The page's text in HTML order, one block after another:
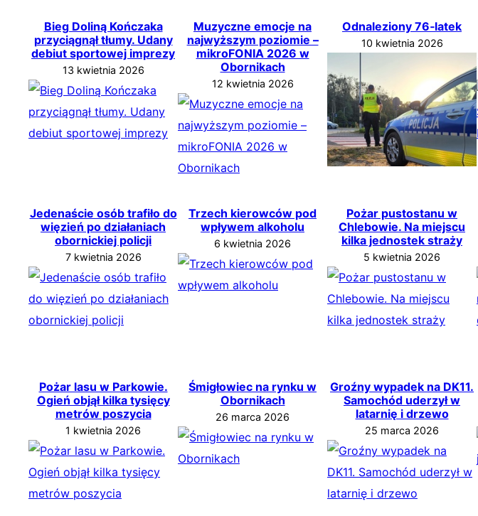
Bieg Doliną Kończaka
przyciągnął tłumy. Udany
debiut sportowej imprezy
13 kwietnia 2026
Muzyczne emocje na
najwyższym poziomie –
mikroFONIA 2026 w
Obornikach
12 kwietnia 2026
Odnaleziony 76‑latek
10 kwietnia 2026
Jedenaście osób trafiło do
więzień po działaniach
obornickiej policji
7 kwietnia 2026
Trzech kierowców pod
wpływem alkoholu
6 kwietnia 2026
Pożar pustostanu w
Chlebowie. Na miejscu
kilka jednostek straży
5 kwietnia 2026
Pożar lasu w Parkowie.
Ogień objął kilka tysięcy
metrów poszycia
1 kwietnia 2026
Śmigłowiec na rynku w
Obornikach
26 marca 2026
Groźny wypadek na DK11.
Samochód uderzył w
latarnię i drzewo
25 marca 2026